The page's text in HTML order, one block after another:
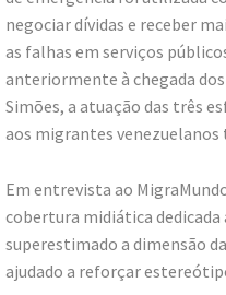
negociar dívidas e receber
as falhas em serviços
anteriormente à chegada dos
Simões, a atuação das três
aos migrantes venezuelanos
Em entrevista ao
cobertura midiática dedicada
superestimado a dimensão
ajudado a reforçar